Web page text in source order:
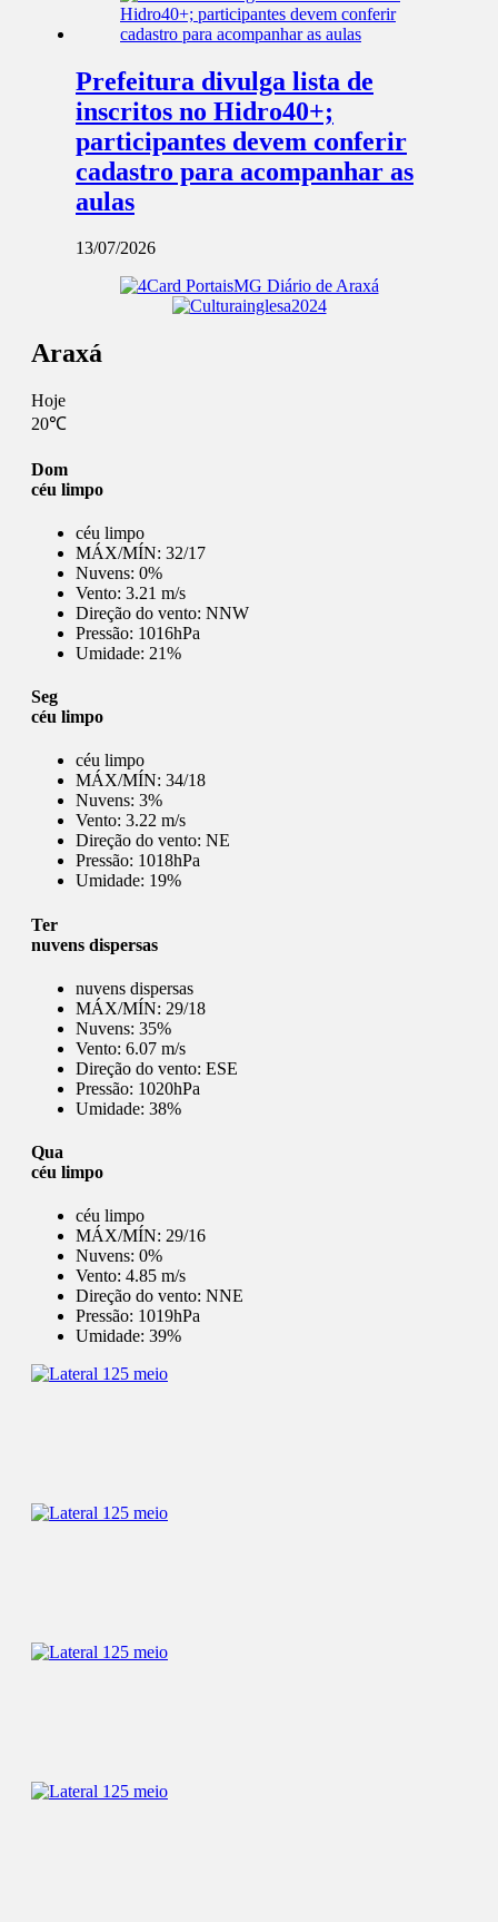
Prefeitura divulga lista de
inscritos no Hidro40+;
participantes devem conferir
cadastro para acompanhar as
aulas
13/07/2026
Araxá
Hoje
20℃
Dom
céu limpo
céu limpo
MÁX/MÍN: 32/17
Nuvens: 0%
Vento: 3.21 m/s
Direção do vento: NNW
Pressão: 1016hPa
Umidade: 21%
Seg
céu limpo
céu limpo
MÁX/MÍN: 34/18
Nuvens: 3%
Vento: 3.22 m/s
Direção do vento: NE
Pressão: 1018hPa
Umidade: 19%
Ter
nuvens dispersas
nuvens dispersas
MÁX/MÍN: 29/18
Nuvens: 35%
Vento: 6.07 m/s
Direção do vento: ESE
Pressão: 1020hPa
Umidade: 38%
Qua
céu limpo
céu limpo
MÁX/MÍN: 29/16
Nuvens: 0%
Vento: 4.85 m/s
Direção do vento: NNE
Pressão: 1019hPa
Umidade: 39%